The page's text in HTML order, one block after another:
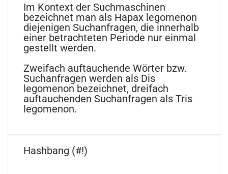
Im Kontext der Suchmaschinen
bezeichnet man als Hapax legomenon
diejenigen Suchanfragen, die innerhalb
einer betrachteten Periode nur einmal
gestellt werden.
Zweifach auftauchende Wörter bzw.
Suchanfragen werden als Dis
legomenon bezeichnet, dreifach
auftauchenden Suchanfragen als Tris
legomenon.
Hashbang (#!)